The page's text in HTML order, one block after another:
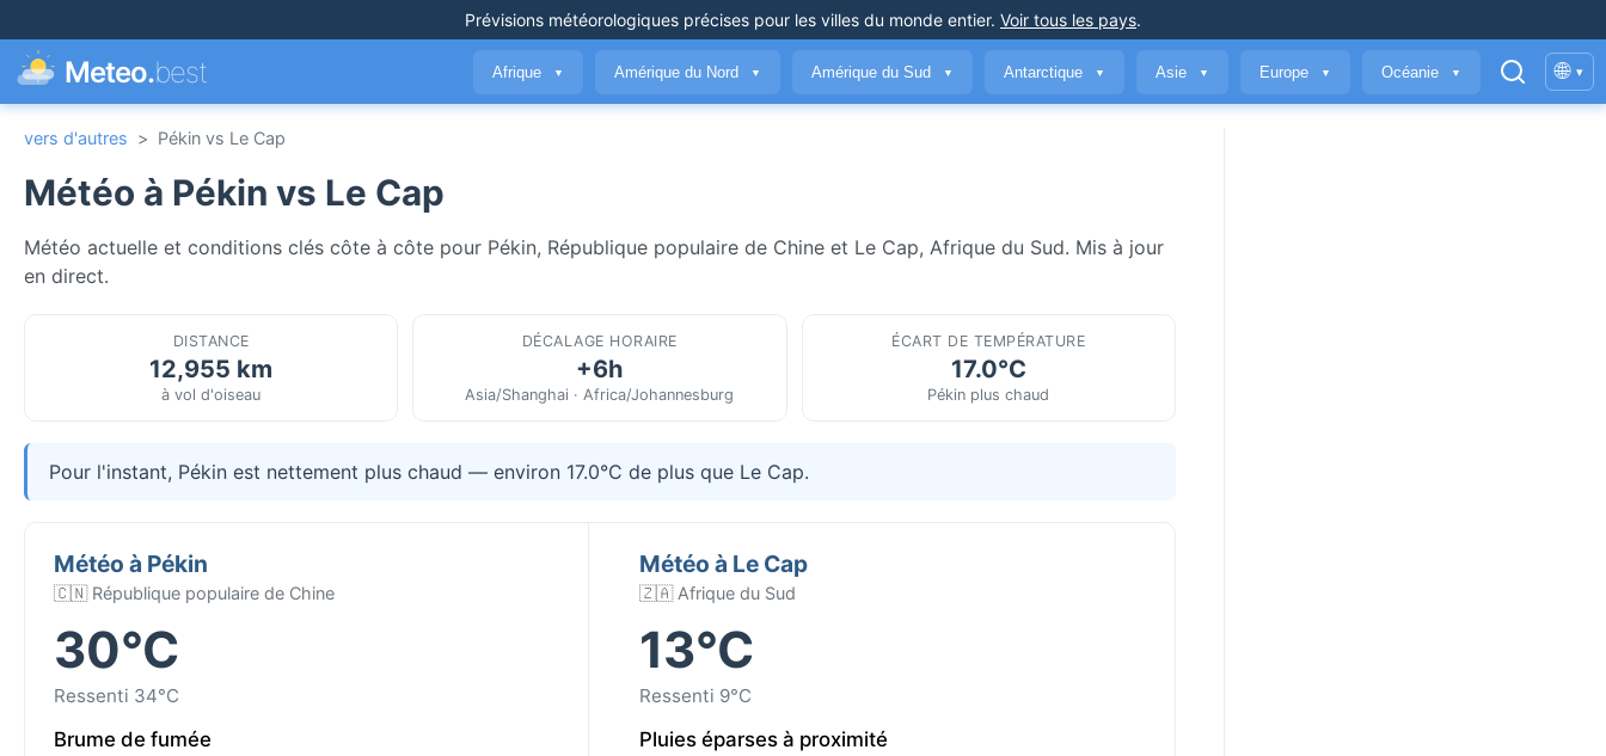
Prévisions météorologiques précises pour les villes du monde entier. Voir tous les pays.
Meteo.best Afrique ▼ Amérique du Nord ▼ Amérique du Sud ▼ Antarctique ▼ Asie ▼ Europe ▼ Océanie ▼ 🌐 ▾
vers d'autres > Pékin vs Le Cap
Météo à Pékin vs Le Cap
Météo actuelle et conditions clés côte à côte pour Pékin, République populaire de Chine et Le Cap, Afrique du Sud. Mis à jour
en direct.
DISTANCE
12,955 km
à vol d'oiseau
DÉCALAGE HORAIRE
+6h
Asia/Shanghai · Africa/Johannesburg
ÉCART DE TEMPÉRATURE
17.0°C
Pékin plus chaud
Pour l'instant, Pékin est nettement plus chaud — environ 17.0°C de plus que Le Cap.
Météo à Pékin
🇨🇳 République populaire de Chine
30°C
Ressenti 34°C
Brume de fumée
Météo à Le Cap
🇿🇦 Afrique du Sud
13°C
Ressenti 9°C
Pluies éparses à proximité